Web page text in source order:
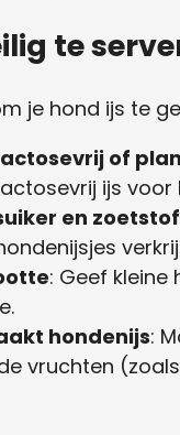
te
je hond ijs te
of
ijs voor
en
: Geef kleine
hondenijs:
vruchten